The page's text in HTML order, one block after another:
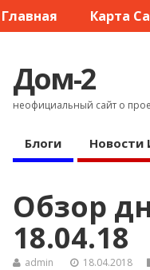
Главная Карта
Дом-2
неофициальный сайт о
Блоги Новости
Обзор
18.04.18
admin 18.04.2018